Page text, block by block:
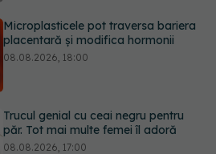
Trucul genial cu ceai negru pentru
păr. Tot mai multe femei îl adoră
Medicamentul folosit de peste 60 de
ani care acționează într-un loc